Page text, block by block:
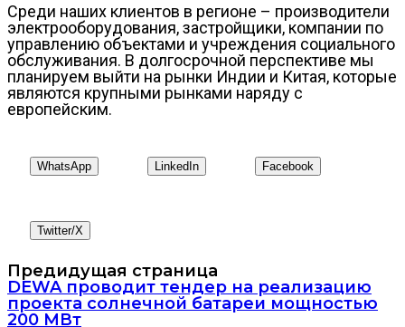
Среди наших клиентов в регионе – производители
электрооборудования, застройщики, компании по
управлению объектами и учреждения социального
обслуживания. В долгосрочной перспективе мы
планируем выйти на рынки Индии и Китая, которые
являются крупными рынками наряду с
европейским.
WhatsApp LinkedIn Facebook
Twitter/X
Предидущая страница
DEWA проводит тендер на реализацию
проекта солнечной батареи мощностью
200 МВт